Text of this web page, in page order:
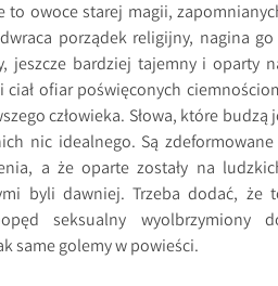
to owoce starej magii,
porządek religijny, nagina
jeszcze bardziej tajemny i oparty
ciał ofiar poświęconych
człowieka. Słowa, które budzą
nic idealnego. Są
a że oparte zostały na
byli dawniej. Trzeba dodać, że
seksualny wyolbrzymiony
same golemy w powieści.